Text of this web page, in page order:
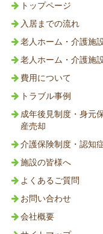
トップページ
入居までの流れ
老人ホーム・介護施
老人ホーム・介護施
費用について
トラブル事例
成年後見制度・身元
産売却
介護保険制度・認知
施設の皆様へ
よくあるご質問
お問い合わせ
会社概要